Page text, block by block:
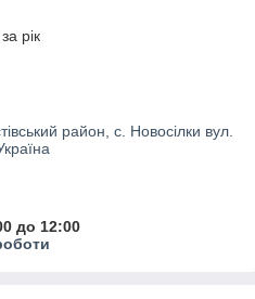
для гасіння
Це є ключовим
автомобіля, за допомогою
на ходову частину.
Premium, звертайте увагу на
товари
замінники. У першому
виготовляє виробник
характерна вища ціна та
інші компанії. До їх
рік
район, с. Новосілки вул.
до 12:00